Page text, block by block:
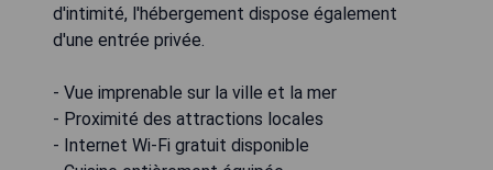
d'intimité, l'hébergement dispose également
d'une entrée privée.
- Vue imprenable sur la ville et la mer
- Proximité des attractions locales
- Internet Wi-Fi gratuit disponible